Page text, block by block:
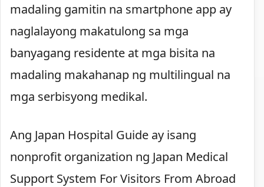
madaling gamitin na smartphone app ay
naglalayong makatulong sa mga
banyagang residente at mga bisita na
madaling makahanap ng multilingual na
mga serbisyong medikal.
Ang Japan Hospital Guide ay isang
nonprofit organization ng Japan Medical
Support System For Visitors From Abroad